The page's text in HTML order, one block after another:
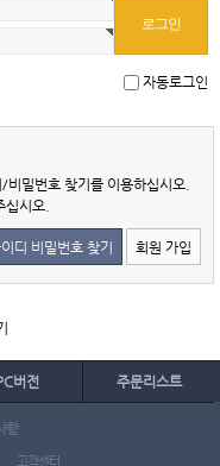
자동로그인
밀번호 찾기를 이용하십시오.
시오.
디 비밀번호 찾기 회원 가입
버전 주문리스트
항
고객센터